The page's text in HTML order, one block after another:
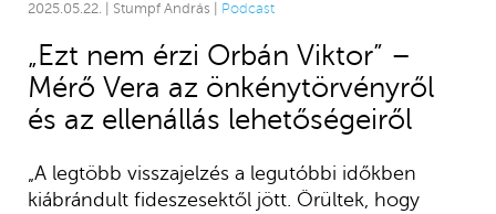
2025.05.22. | Stumpf András | Podcast
„Ezt nem érzi Orbán Viktor” –
Mérő Vera az önkénytörvényről
és az ellenállás lehetőségeiről
„A legtöbb visszajelzés a legutóbbi időkben
kiábrándult fideszesektől jött. Örültek, hogy